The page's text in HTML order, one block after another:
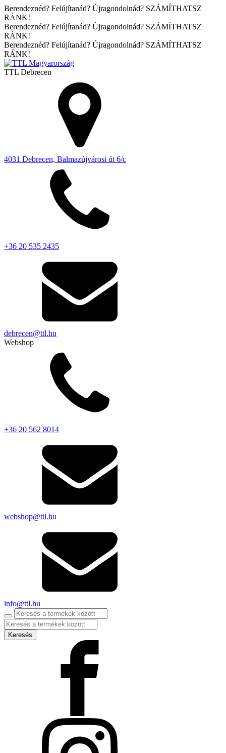
Berendeznéd? Felújítanád? Újragondolnád? SZÁMÍTHATSZ
RÁNK!
Berendeznéd? Felújítanád? Újragondolnád? SZÁMÍTHATSZ
RÁNK!
Berendeznéd? Felújítanád? Újragondolnád? SZÁMÍTHATSZ
RÁNK!
TTL Debrecen
4031 Debrecen, Balmazújvárosi út 6/c
+36 20 535 2435
debrecen@ttl.hu
Webshop
+36 20 562 8014
webshop@ttl.hu
info@ttl.hu
Products
search
Keresés